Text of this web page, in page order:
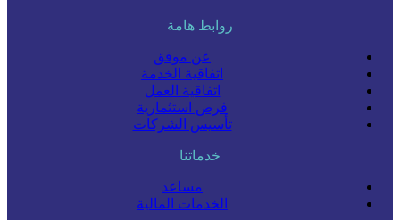
روابط هامة
عن موفق
اتفاقية الخدمة
اتفاقية العمل
فرص استثمارية
تأسيس الشركات
خدماتنا
مساعد
الخدمات المالية